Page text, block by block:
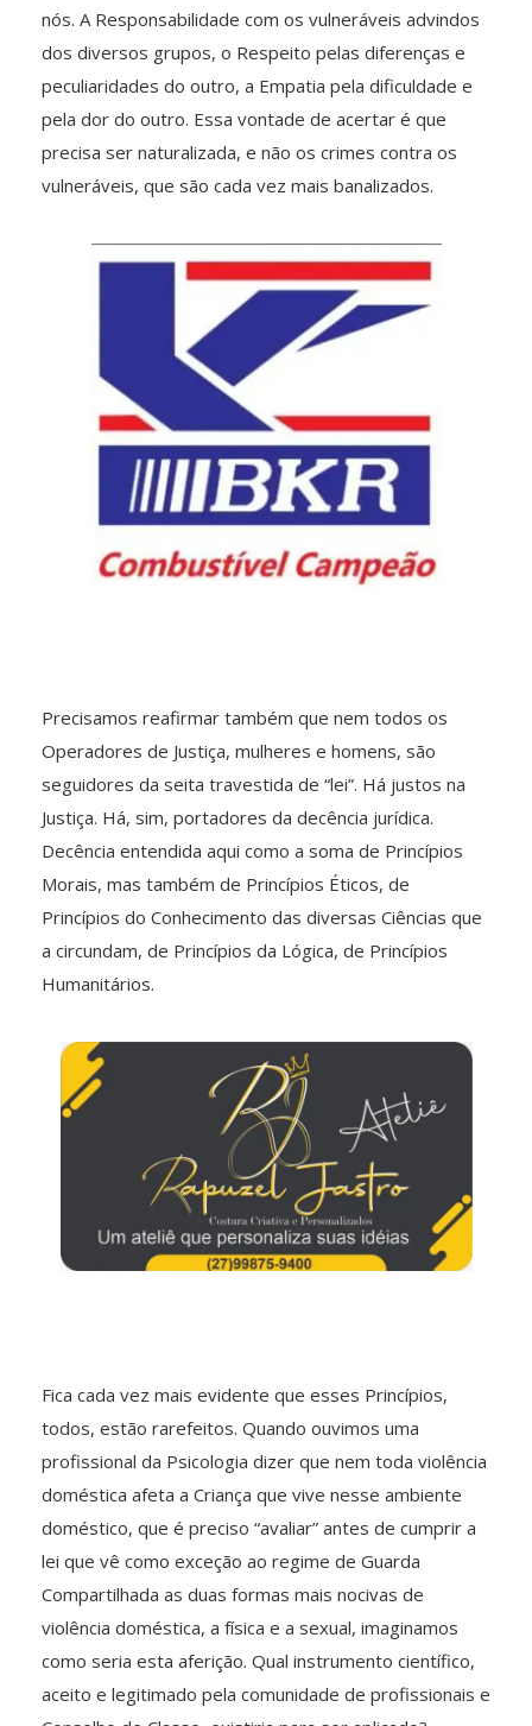
nós. A Responsabilidade com os vulneráveis advindos
dos diversos grupos, o Respeito pelas diferenças e
peculiaridades do outro, a Empatia pela dificuldade e
pela dor do outro. Essa vontade de acertar é que
precisa ser naturalizada, e não os crimes contra os
vulneráveis, que são cada vez mais banalizados.
Precisamos reafirmar também que nem todos os
Operadores de Justiça, mulheres e homens, são
seguidores da seita travestida de “lei”. Há justos na
Justiça. Há, sim, portadores da decência jurídica.
Decência entendida aqui como a soma de Princípios
Morais, mas também de Princípios Éticos, de
Princípios do Conhecimento das diversas Ciências que
a circundam, de Princípios da Lógica, de Princípios
Humanitários.
Fica cada vez mais evidente que esses Princípios,
todos, estão rarefeitos. Quando ouvimos uma
profissional da Psicologia dizer que nem toda violência
doméstica afeta a Criança que vive nesse ambiente
doméstico, que é preciso “avaliar” antes de cumprir a
lei que vê como exceção ao regime de Guarda
Compartilhada as duas formas mais nocivas de
violência doméstica, a física e a sexual, imaginamos
como seria esta aferição. Qual instrumento científico,
aceito e legitimado pela comunidade de profissionais e